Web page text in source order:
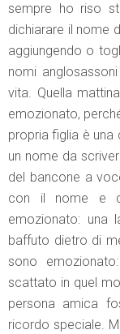
sempre ho riso
dichiarare il nome
aggiungendo o
nomi
vita. Quella
emozionato,
propria figlia è una
un nome da
del bancone a
con il nome e
emozionato: una
baffuto dietro di
sono
scattato in quel
persona amica
ricordo speciale.